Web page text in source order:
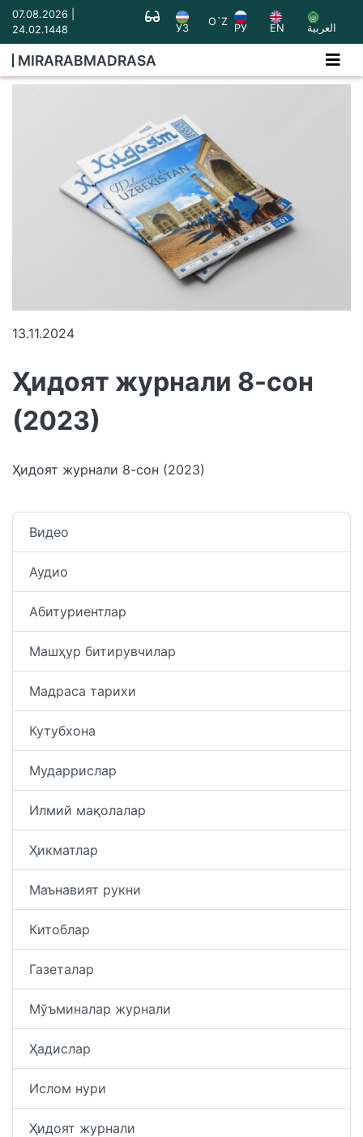
07.08.2026 |
24.02.1448
УЗ
O`Z
РУ EN العربية
MIRARABMADRASA
13.11.2024
Ҳидоят журнали 8-сон
(2023)
Ҳидоят журнали 8-сон (2023)
Видео
Аудио
Абитуриентлар
Машҳур битирувчилар
Мадраса тарихи
Кутубхона
Мударрислар
Илмий мақолалар
Ҳикматлар
Маънавият рукни
Китоблар
Газеталар
Мўъминалар журнали
Ҳадислар
Ислом нури
Ҳидоят журнали